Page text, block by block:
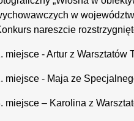
w
nareszcie
miejsce - Artur z
miejsce - Maja ze
miejsce – Karolina z